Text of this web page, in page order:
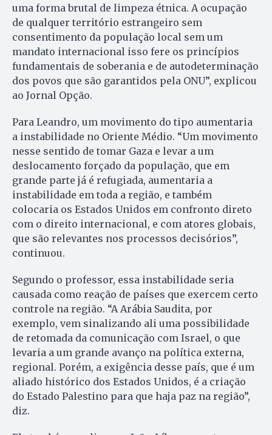
uma forma brutal de limpeza étnica. A ocupação
de qualquer território estrangeiro sem
consentimento da população local sem um
mandato internacional isso fere os princípios
fundamentais de soberania e de autodeterminação
dos povos que são garantidos pela ONU”, explicou
ao Jornal Opção.
Para Leandro, um movimento do tipo aumentaria
a instabilidade no Oriente Médio. “Um movimento
nesse sentido de tomar Gaza e levar a um
deslocamento forçado da população, que em
grande parte já é refugiada, aumentaria a
instabilidade em toda a região, e também
colocaria os Estados Unidos em confronto direto
com o direito internacional, e com atores globais,
que são relevantes nos processos decisórios”,
continuou.
Segundo o professor, essa instabilidade seria
causada como reação de países que exercem certo
controle na região. “A Arábia Saudita, por
exemplo, vem sinalizando ali uma possibilidade
de retomada da comunicação com Israel, o que
levaria a um grande avanço na política externa,
regional. Porém, a exigência desse país, que é um
aliado histórico dos Estados Unidos, é a criação
do Estado Palestino para que haja paz na região”,
diz.